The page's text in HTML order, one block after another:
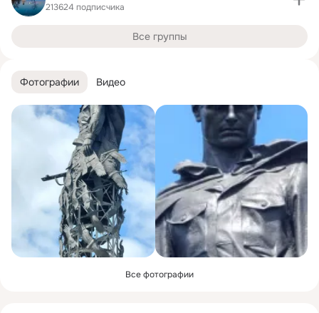
Фотографии Видео
Все фотографии
213624 подписчика
Все группы